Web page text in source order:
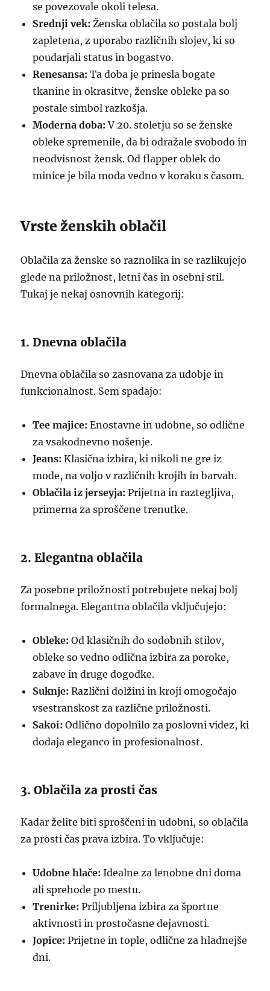
se povezovale okoli telesa.
Srednji vek: Ženska oblačila so postala bolj
zapletena, z uporabo različnih slojev, ki so
poudarjali status in bogastvo.
Renesansa: Ta doba je prinesla bogate
tkanine in okrasitve, ženske obleke pa so
postale simbol razkošja.
Moderna doba: V 20. stoletju so se ženske
obleke spremenile, da bi odražale svobodo in
neodvisnost žensk. Od flapper oblek do
minice je bila moda vedno v koraku s časom.
Vrste ženskih oblačil
Oblačila za ženske so raznolika in se razlikujejo
glede na priložnost, letni čas in osebni stil.
Tukaj je nekaj osnovnih kategorij:
1. Dnevna oblačila
Dnevna oblačila so zasnovana za udobje in
funkcionalnost. Sem spadajo:
Tee majice: Enostavne in udobne, so odlične
za vsakodnevno nošenje.
Jeans: Klasična izbira, ki nikoli ne gre iz
mode, na voljo v različnih krojih in barvah.
Oblačila iz jerseyja: Prijetna in raztegljiva,
primerna za sproščene trenutke.
2. Elegantna oblačila
Za posebne priložnosti potrebujete nekaj bolj
formalnega. Elegantna oblačila vključujejo:
Obleke: Od klasičnih do sodobnih stilov,
obleke so vedno odlična izbira za poroke,
zabave in druge dogodke.
Suknje: Različni dolžini in kroji omogočajo
vsestranskost za različne priložnosti.
Sakoi: Odlično dopolnilo za poslovni videz, ki
dodaja eleganco in profesionalnost.
3. Oblačila za prosti čas
Kadar želite biti sproščeni in udobni, so oblačila
za prosti čas prava izbira. To vključuje:
Udobne hlače: Idealne za lenobne dni doma
ali sprehode po mestu.
Trenirke: Priljubljena izbira za športne
aktivnosti in prostočasne dejavnosti.
Jopice: Prijetne in tople, odlične za hladnejše
dni.